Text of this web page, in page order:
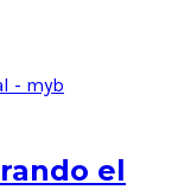
el